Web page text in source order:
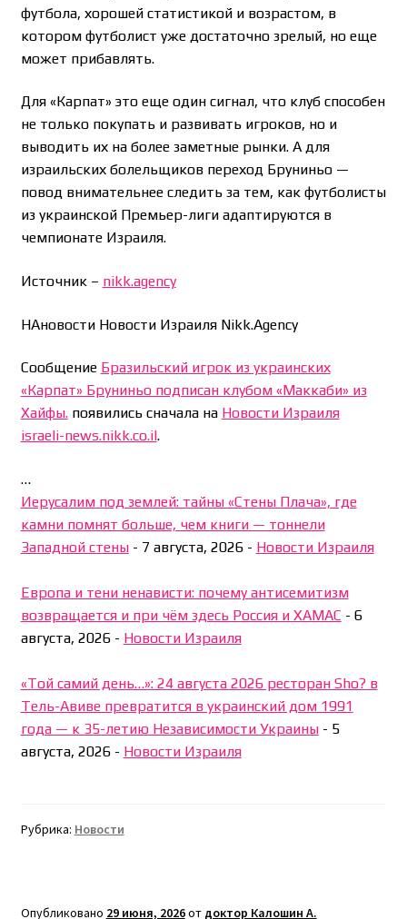
футбола, хорошей статистикой и возрастом, в
котором футболист уже достаточно зрелый, но еще
может прибавлять.
Для «Карпат» это еще один сигнал, что клуб способен
не только покупать и развивать игроков, но и
выводить их на более заметные рынки. А для
израильских болельщиков переход Бруниньо —
повод внимательнее следить за тем, как футболисты
из украинской Премьер-лиги адаптируются в
чемпионате Израиля.
Источник – nikk.agency
НАновости Новости Израиля Nikk.Agency
Сообщение Бразильский игрок из украинских
«Карпат» Бруниньо подписан клубом «Маккаби» из
Хайфы.появились сначала на Новости Израиля
israeli-news.nikk.co.il.
…
Иерусалим под землей: тайны «Стены Плача», где
камни помнят больше, чем книги — тоннели
Западной стены- 7 августа, 2026- Новости Израиля
Европа и тени ненависти: почему антисемитизм
возвращается и при чём здесь Россия и ХАМАС - 6
августа, 2026- Новости Израиля
«Той самий день…»: 24 августа 2026 ресторан Sho? в
Тель-Авиве превратится в украинский дом 1991
года — к 35-летию Независимости Украины- 5
августа, 2026- Новости Израиля
Рубрика: Новости
Опубликовано 29 июня, 2026от доктор Калошин А.